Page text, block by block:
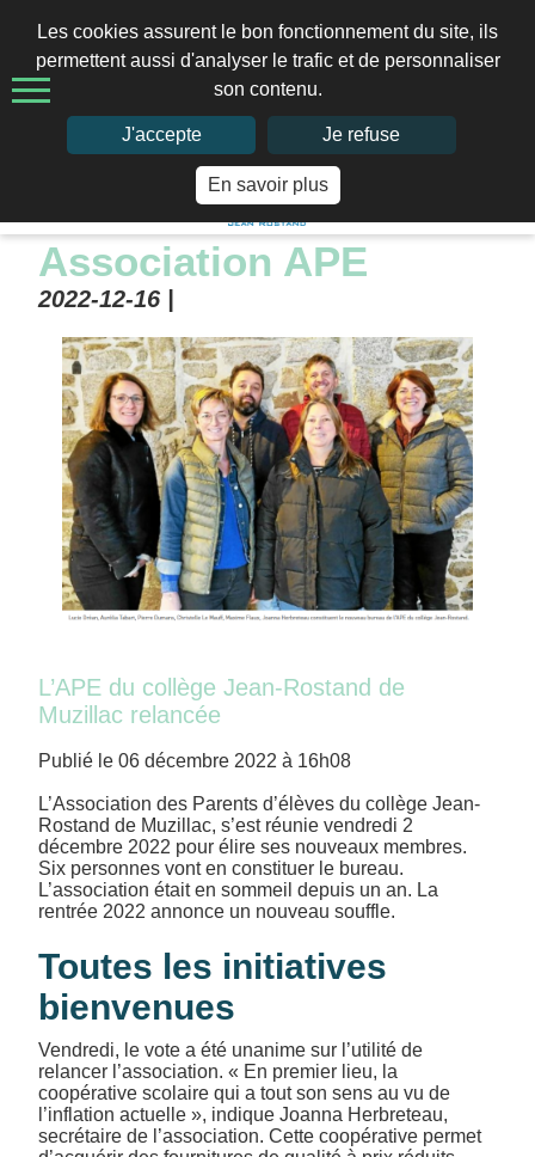
Les cookies assurent le bon fonctionnement du site, ils
permettent aussi d'analyser le trafic et de personnaliser
son contenu.
J'accepte Je refuse
En savoir plus
02 97 41 66 49
Association APE
Association APE
2022-12-16 |
L’APE du collège Jean-Rostand de
Muzillac relancée
Publié le 06 décembre 2022 à 16h08
L’Association des Parents d’élèves du collège Jean-
Rostand de Muzillac, s’est réunie vendredi 2
décembre 2022 pour élire ses nouveaux membres.
Six personnes vont en constituer le bureau.
L’association était en sommeil depuis un an. La
rentrée 2022 annonce un nouveau souffle.
Toutes les initiatives
bienvenues
Vendredi, le vote a été unanime sur l’utilité de
relancer l’association. « En premier lieu, la
coopérative scolaire qui a tout son sens au vu de
l’inflation actuelle », indique Joanna Herbreteau,
secrétaire de l’association. Cette coopérative permet